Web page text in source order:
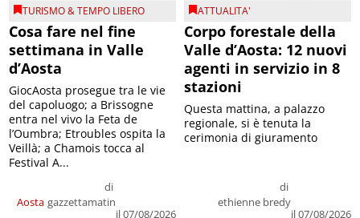
TURISMO & TEMPO LIBERO
Cosa fare nel fine
settimana in Valle
d’Aosta
Aosta
di
gazzettamatin
il 07/08/2026
GiocAosta prosegue tra le vie
del capoluogo; a Brissogne
entra nel vivo la Feta de
l’Oumbra; Etroubles ospita la
Veillà; a Chamois tocca al
Festival A...
ATTUALITA'
Corpo forestale della
Valle d’Aosta: 12 nuovi
agenti in servizio in 8
stazioni
di
ethienne bredy
il 07/08/2026
Questa mattina, a palazzo
regionale, si è tenuta la
cerimonia di giuramento